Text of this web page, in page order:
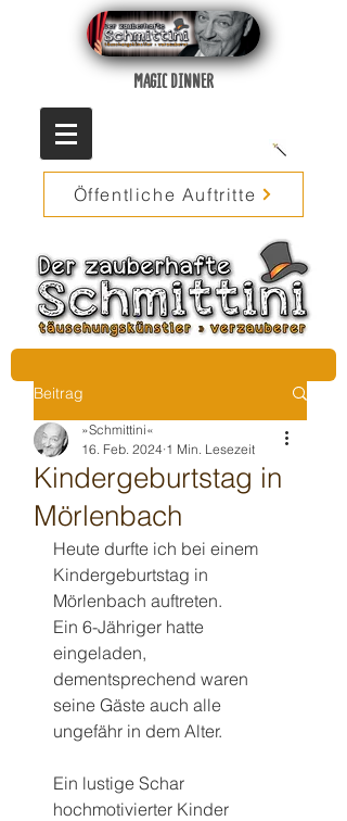
MAGIC DINNER
Öffentliche Auftritte
Beitrag
Kindergeburtstag in
Mörlenbach
»Schmittini«
16. Feb. 2024 1 Min. Lesezeit
Heute durfte ich bei einem
Kindergeburtstag in
Mörlenbach auftreten.
Ein 6-Jähriger hatte
eingeladen,
dementsprechend waren
seine Gäste auch alle
ungefähr in dem Alter.
Ein lustige Schar
hochmotivierter Kinder